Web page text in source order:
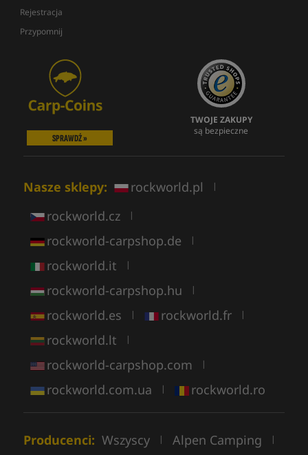
Rejestracja
Przypomnij
SPRAWDŹ »
TWOJE ZAKUPY
są bezpieczne
Nasze sklepy: rockworld.pl |
rockworld.cz |
rockworld-carpshop.de |
rockworld.it |
rockworld-carpshop.hu |
rockworld.es | rockworld.fr |
rockworld.lt |
rockworld-carpshop.com |
rockworld.com.ua | rockworld.ro
Producenci: Wszyscy | Alpen Camping |